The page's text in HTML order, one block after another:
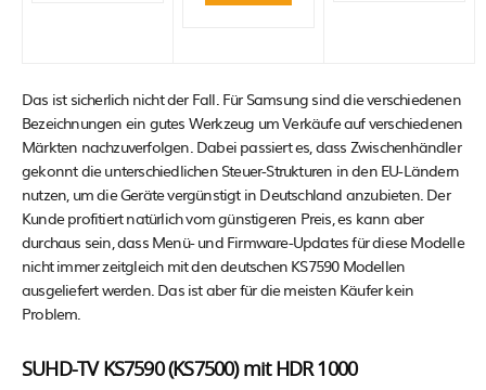
Das ist sicherlich nicht der Fall. Für Samsung sind die verschiedenen
Bezeichnungen ein gutes Werkzeug um Verkäufe auf verschiedenen
Märkten nachzuverfolgen. Dabei passiert es, dass Zwischenhändler
gekonnt die unterschiedlichen Steuer-Strukturen in den EU-Ländern
nutzen, um die Geräte vergünstigt in Deutschland anzubieten. Der
Kunde profitiert natürlich vom günstigeren Preis, es kann aber
durchaus sein, dass Menü- und Firmware-Updates für diese Modelle
nicht immer zeitgleich mit den deutschen KS7590 Modellen
ausgeliefert werden. Das ist aber für die meisten Käufer kein
Problem.
SUHD-TV KS7590 (KS7500) mit HDR 1000